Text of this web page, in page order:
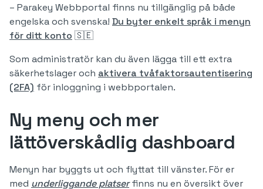
– Parakey Webbportal finns nu tillgänglig på både
engelska och svenska! Du byter enkelt språk i menyn
för ditt konto 🇸🇪
Som administratör kan du även lägga till ett extra
säkerhetslager och aktivera tvåfaktorsautentisering
(2FA) för inloggning i webbportalen.
Ny meny och mer
lättöverskådlig dashboard
Menyn har byggts ut och flyttat till vänster. För er
med underliggande platser finns nu en översikt över